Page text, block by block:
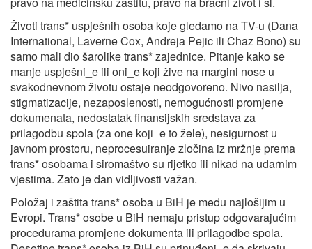
Životi trans* uspješnih osoba koje gledamo na TV-u (Dana
International, Laverne Cox, Andreja Pejic ili Chaz Bono) su
samo mali dio šarolike trans* zajednice. Pitanje kako se
manje uspješni_e ili oni_e koji žive na margini nose u
svakodnevnom životu ostaje neodgovoreno. Nivo nasilja,
stigmatizacije, nezaposlenosti, nemogućnosti promjene
dokumenata, nedostatak finansijskih sredstava za
prilagodbu spola (za one koji_e to žele), nesigurnost u
javnom prostoru, neprocesuiranje zločina iz mržnje prema
trans* osobama i siromaštvo su rijetko ili nikad na udarnim
vjestima. Zato je dan vidljivosti važan.
Položaj i zaštita trans* osoba u BiH je među najlošijim u
Evropi. Trans* osobe u BiH nemaju pristup odgovarajućim
procedurama promjene dokumenta ili prilagodbe spola.